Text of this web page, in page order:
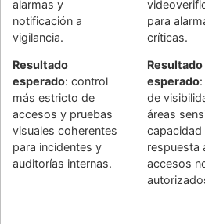
alarmas y
notificación a
vigilancia.
Resultado
esperado: control
más estricto de
accesos y pruebas
visuales coherentes
para incidentes y
auditorías internas.
para
críticas.
Resultado
esperado
de
áreas
capacidad
respuesta
accesos